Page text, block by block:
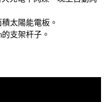
積太陽能電板。
支架杆子。